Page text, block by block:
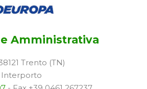
Amministrativa
Trento (TN)
Interporto